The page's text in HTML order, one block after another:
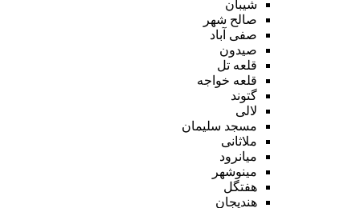
شیبان
صالح شهر
صفی آباد
صیدون
قلعه تل
قلعه خواجه
گتوند
لالی
مسجد سلیمان
ملاثانی
میانرود
مینوشهر
هفتگل
هندیجان